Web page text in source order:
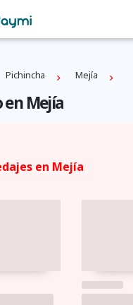
Pichincha Mejí­a
en Mejí­a
en Mejí­a